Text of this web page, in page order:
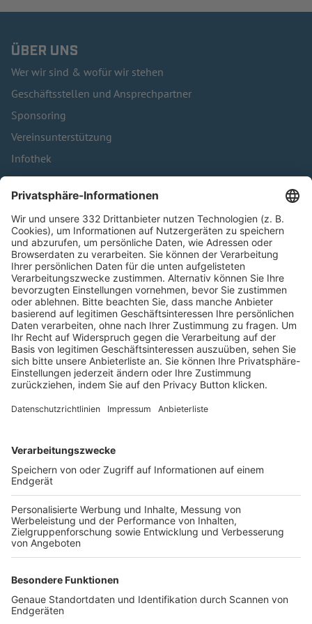
ÜBER UNS
Wer wir sind & wofür wir stehen
Geschäftsstellen und Ansprechpartner
Sponsoring
Vereinsunterstützung
Infothek
Kontakt
HÄUFIG BESUCHTE SEITEN
Pässe und Vereinswechsel
Trainerausbildung
Schulungsangebot Vereinsmitarbeiter
BFV-Geschäftsstellen
Trainerbörse
Login SpielPlus
FOLGE DEM BFV
TOP-VEREINE
TOP-PARTNER